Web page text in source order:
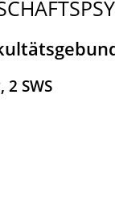
, 2 SWS